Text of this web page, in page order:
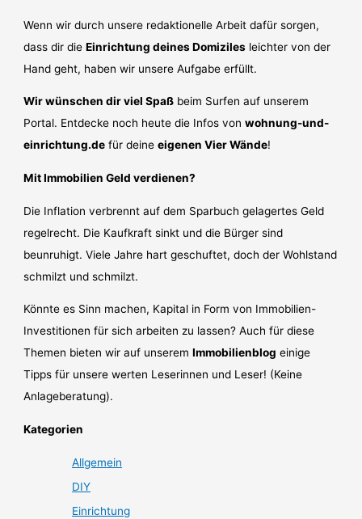
Wenn wir durch unsere redaktionelle Arbeit dafür sorgen,
dass dir dieEinrichtung deines Domiziles leichter von der
Hand geht, haben wir unsere Aufgabe erfüllt.
Wir wünschen dir viel Spaß beim Surfen auf unserem
Portal. Entdecke noch heute die Infos vonwohnung-und-
einrichtung.de für deineeigenen Vier Wände!
Mit Immobilien Geld verdienen?
Die Inflation verbrennt auf dem Sparbuch gelagertes Geld
regelrecht. Die Kaufkraft sinkt und die Bürger sind
beunruhigt. Viele Jahre hart geschuftet, doch der Wohlstand
schmilzt und schmilzt.
Könnte es Sinn machen, Kapital in Form von Immobilien-
Investitionen für sich arbeiten zu lassen? Auch für diese
Themen bieten wir auf unseremImmobilienblog einige
Tipps für unsere werten Leserinnen und Leser! (Keine
Anlageberatung).
Kategorien
Allgemein
DIY
Einrichtung